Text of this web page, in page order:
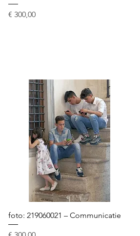
Prijs
€ 300,00
foto: 219060021 – Communicatie
Prijs